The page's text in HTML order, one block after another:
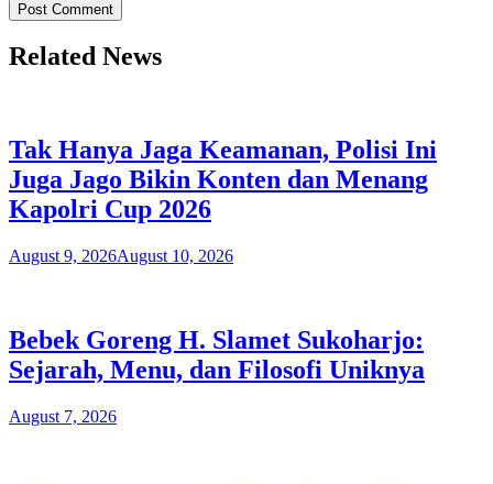
Related News
Tak Hanya Jaga Keamanan, Polisi Ini
Juga Jago Bikin Konten dan Menang
Kapolri Cup 2026
August 9, 2026August 10, 2026
Bebek Goreng H. Slamet Sukoharjo:
Sejarah, Menu, dan Filosofi Uniknya
August 7, 2026